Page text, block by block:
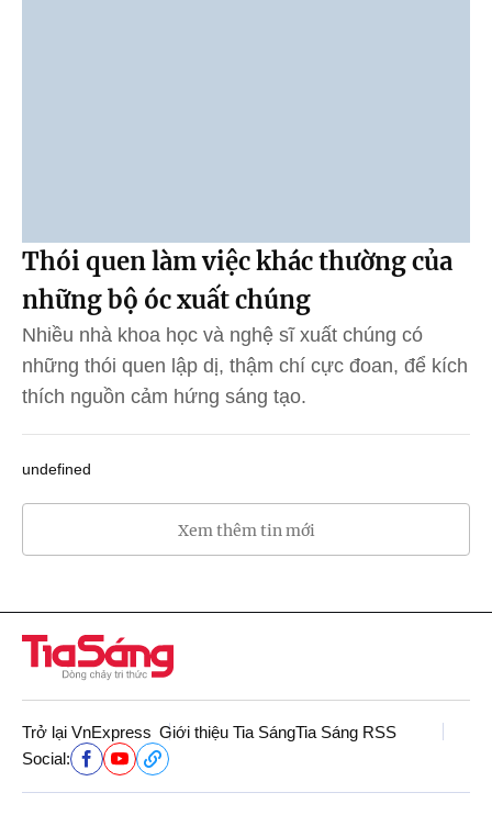
Thói quen làm việc khác thường của
những bộ óc xuất chúng
Nhiều nhà khoa học và nghệ sĩ xuất chúng có
những thói quen lập dị, thậm chí cực đoan, để kích
thích nguồn cảm hứng sáng tạo.
undefined
Xem thêm tin mới
Trở lại VnExpress Giới thiệu Tia SángTia Sáng RSS
Social: